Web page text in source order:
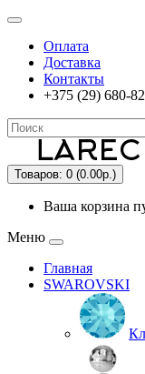
Оплата
Доставка
Контакты
+375 (29) 680-
Товаров: 0 (0.00р.)
Ваша корзина
Меню
Главная
SWAROVSKI